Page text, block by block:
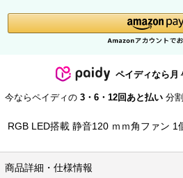
ペイディなら月
今ならペイディの 3・6・12回あと払い 分
RGB LED搭載 静音120 ｍｍ角ファン 1
商品詳細・仕様情報